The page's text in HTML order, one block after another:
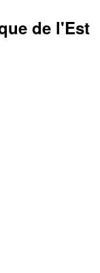
de l'Est